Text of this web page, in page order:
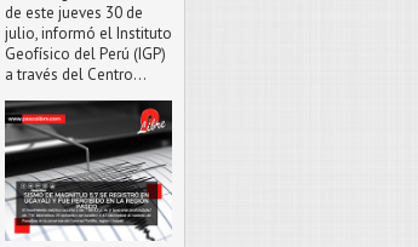
de este jueves 30 de
julio, informó el Instituto
Geofísico del Perú (IGP)
a través del Centro...